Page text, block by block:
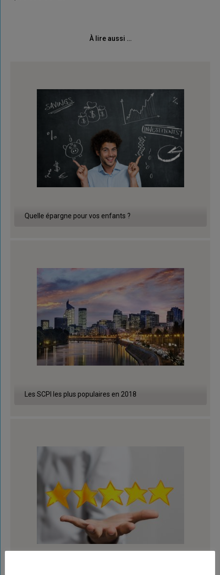
À lire aussi …
Quelle épargne pour vos enfants ?
Les SCPI les plus populaires en 2018